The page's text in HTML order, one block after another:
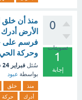
0
تصويتات
1
إجابة
منذ أن خلق
الأرض
فرسم على
وحركة
سُئل فبراير 24
بواسطة عبود
منذ خلق
أدرك
حركة